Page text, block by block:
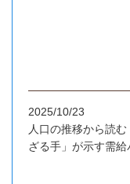
2025/10/23
人口の推移から読
ざる手」が示す需給